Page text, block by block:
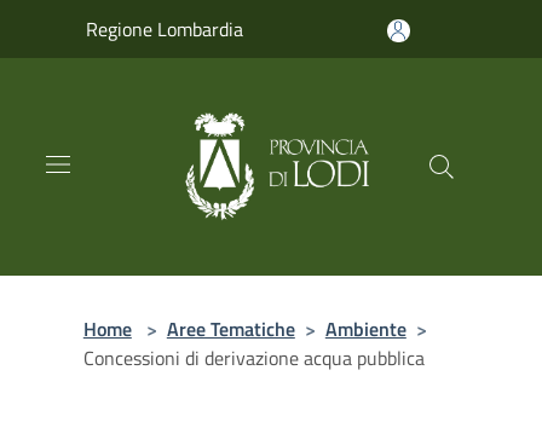
Regione Lombardia
Home > Aree Tematiche > Ambiente >
Concessioni di derivazione acqua pubblica